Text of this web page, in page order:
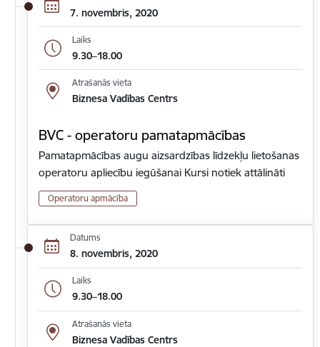
7. novembris, 2020
Laiks
9.30–18.00
Atrašanās vieta
Biznesa Vadības Centrs
BVC - operatoru pamatapmācības
Pamatapmācības augu aizsardzības līdzekļu lietošanas
operatoru apliecību iegūšanai Kursi notiek attālināti
Operatoru apmācība
Datums
8. novembris, 2020
Laiks
9.30–18.00
Atrašanās vieta
Biznesa Vadības Centrs